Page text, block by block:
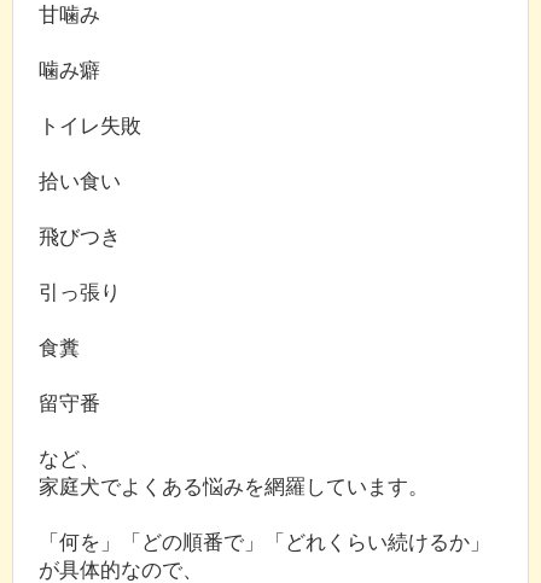
甘噛み
噛み癖
トイレ失敗
拾い食い
飛びつき
引っ張り
食糞
留守番
など、
家庭犬でよくある悩みを網羅しています。
「何を」「どの順番で」「どれくらい続けるか」
が具体的なので、